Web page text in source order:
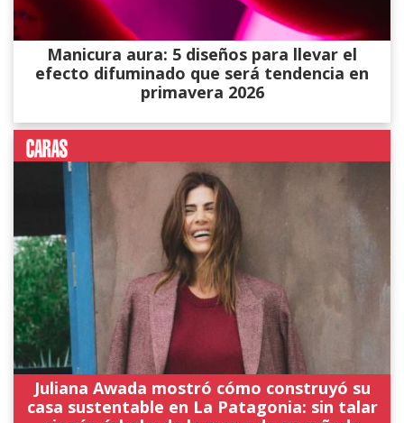
Manicura aura: 5 diseños para llevar el
efecto difuminado que será tendencia en
primavera 2026
Juliana Awada mostró cómo construyó su
casa sustentable en La Patagonia: sin talar